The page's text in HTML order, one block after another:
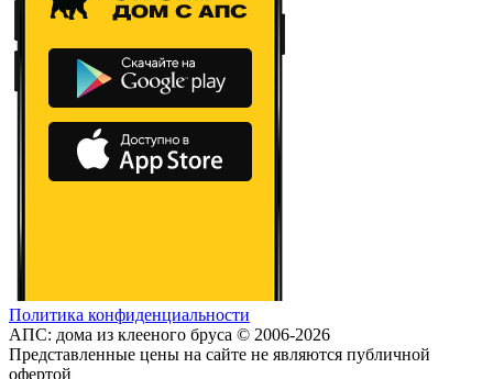
Политика конфиденциальности
АПС: дома из клееного бруса © 2006-2026
Представленные цены на сайте не являются публичной
офертой